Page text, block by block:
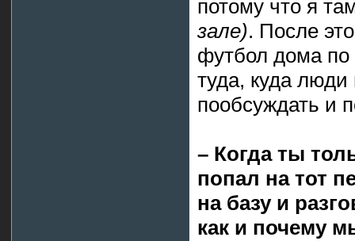
потому что я
зале). После
футбол дома по
туда, куда
пообсуждать и
– Когда ты
попал на тот
на базу и
как и почему